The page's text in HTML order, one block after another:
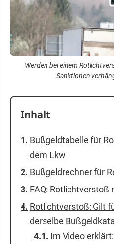
Werden bei einem
Sanktionen
Inhalt
Bußgeldtabelle für
dem Lkw
Bußgeldrechner für
FAQ: Rotlichtverstoß
Rotlichtverstoß: Gilt
derselbe
Im Video